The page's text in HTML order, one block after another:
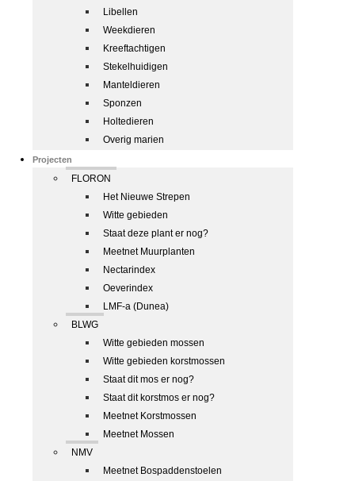
Libellen
Weekdieren
Kreeftachtigen
Stekelhuidigen
Manteldieren
Sponzen
Holtedieren
Overig marien
Projecten
FLORON
Het Nieuwe Strepen
Witte gebieden
Staat deze plant er nog?
Meetnet Muurplanten
Nectarindex
Oeverindex
LMF-a (Dunea)
BLWG
Witte gebieden mossen
Witte gebieden korstmossen
Staat dit mos er nog?
Staat dit korstmos er nog?
Meetnet Korstmossen
Meetnet Mossen
NMV
Meetnet Bospaddenstoelen